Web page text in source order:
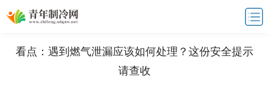
看点：遇到燃气泄漏应该如何处理？这份安全提示
请查收